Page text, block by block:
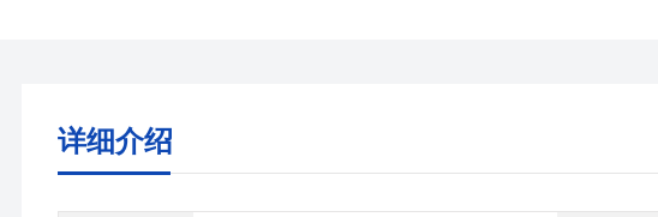
详细介绍